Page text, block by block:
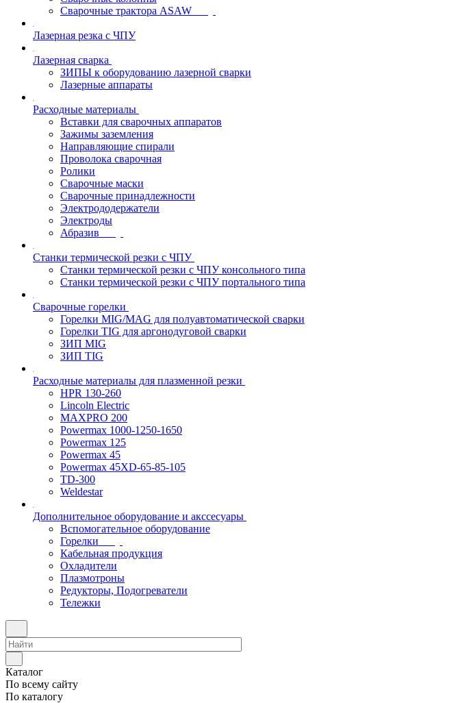
Сварочные трактора ASAW
Лазерная резка с ЧПУ
Лазерная сварка
ЗИПЫ к оборудованию лазерной сварки
Лазерные аппараты
Расходные материалы
Вставки для сварочных аппаратов
Зажимы заземления
Направляющие спирали
Проволока сварочная
Ролики
Сварочные маски
Сварочные принадлежности
Электрододержатели
Электроды
Абразив
Станки термической резки с ЧПУ
Станки термической резки с ЧПУ консольного типа
Станки термической резки с ЧПУ портального типа
Сварочные горелки
Горелки MIG/MAG для полуавтоматической сварки
Горелки TIG для аргонодуговой сварки
ЗИП MIG
ЗИП TIG
Расходные материалы для плазменной резки
HPR 130-260
Lincoln Electric
MAXPRO 200
Powermax 1000-1250-1650
Powermax 125
Powermax 45
Powermax 45XD-65-85-105
TD-300
Weldestar
Дополнительное оборудование и акссесуары
Вспомогательное оборудование
Горелки
Кабельная продукция
Охладители
Плазмотроны
Редукторы, Подогреватели
Тележки
Каталог
По всему сайту
По каталогу